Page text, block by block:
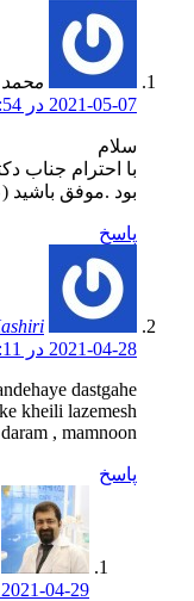
2021-05-07 در 06:54
سلام
با احترام جناب
بود .موفق
پاسخ
2021-04-28 در 16:11
dastgahe
kheili lazemesh
daram , mamnoon
پاسخ
2021-04-29 در 13:02